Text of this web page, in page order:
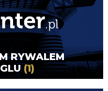
RYWALEM
(1)